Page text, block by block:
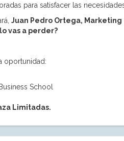
para satisfacer las
Juan Pedro Ortega,
vas a perder?
oportunidad:
School
Limitadas.